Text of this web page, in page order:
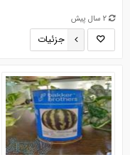
2 سال پیش
جزئیات